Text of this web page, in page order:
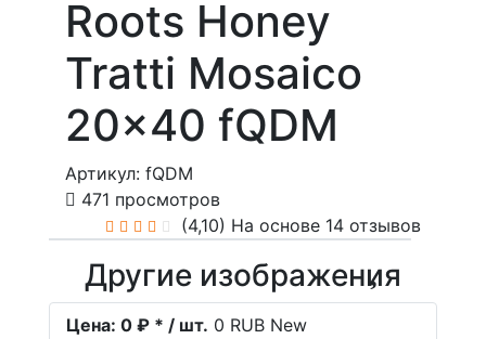
Roots Honey
Tratti Mosaico
20x40 fQDM
Артикул: fQDM
471 просмотров
(4,10) На основе 14 отзывов
Другие изображения
Цена: 0 ₽ * / шт. 0 RUB New